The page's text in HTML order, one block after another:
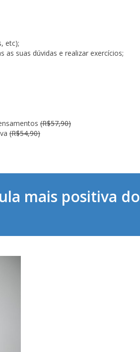
etc);
suas dúvidas e realizar exercícios;
(R$57,90)
(R$54,90)
mais positiva do